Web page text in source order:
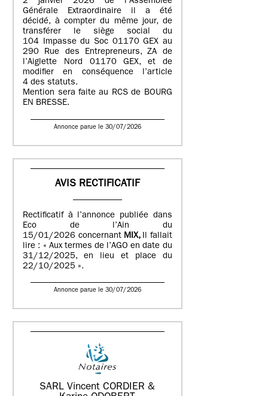
Générale Extraordinaire il a été
décidé, à compter du même jour, de
transférer le siège social du
104 Impasse du Soc 01170 GEX au
290 Rue des Entrepreneurs, ZA de
l’Aiglette Nord 01170 GEX, et de
modifier en conséquence l’article
4 des statuts.
Mention sera faite au RCS de BOURG
EN BRESSE.
Annonce parue le 30/07/2026
AVIS RECTIFICATIF
Rectificatif à l’annonce publiée dans
Eco de l’Ain du
15/01/2026 concernant MIX, Il fallait
lire : « Aux termes de l’AGO en date du
31/12/2025, en lieu et place du
22/10/2025 ».
Annonce parue le 30/07/2026
SARL Vincent CORDIER &